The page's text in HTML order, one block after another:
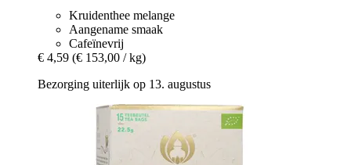
Kruidenthee melange
Aangename smaak
Cafeïnevrij
€ 4,59 (€ 153,00 / kg)
Bezorging uiterlijk op 13. augustus